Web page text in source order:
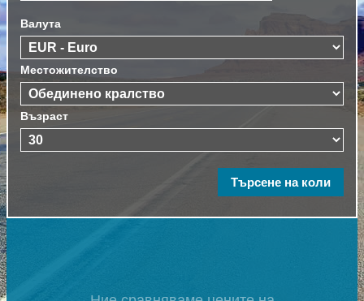
Валута
Местожителство
Възраст